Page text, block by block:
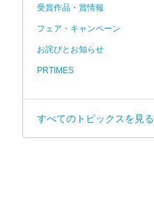
受賞作品・賞情報
フェア・キャンペーン
お詫びとお知らせ
PRTIMES
すべてのトピックスを見る